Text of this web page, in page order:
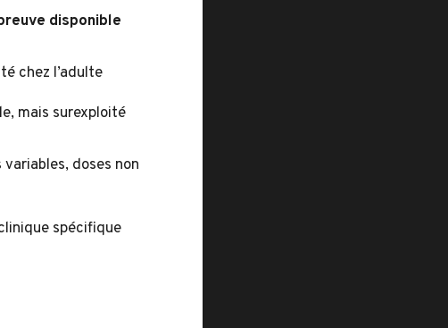
disponible
chez l’adulte
mais surexploité
doses non
spécifique